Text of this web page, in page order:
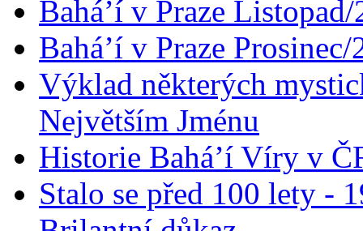
Bahá’í v Praze
Bahá’í v Praze Prosinec/
Výklad některých
Největším Jménu
Historie Bahá’í Víry v
Stalo se před 100 lety -